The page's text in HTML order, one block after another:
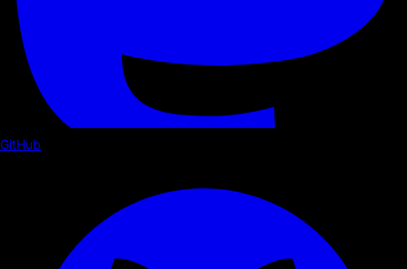
GitHub